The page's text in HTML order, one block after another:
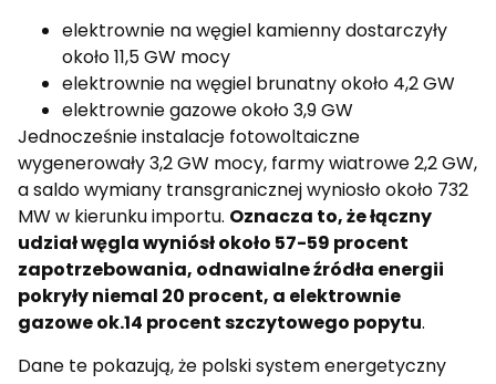
elektrownie na węgiel kamienny dostarczyły
około 11,5 GW mocy
elektrownie na węgiel brunatny około 4,2 GW
elektrownie gazowe około 3,9 GW
Jednocześnie instalacje fotowoltaiczne
wygenerowały 3,2 GW mocy, farmy wiatrowe 2,2 GW,
a saldo wymiany transgranicznej wyniosło około 732
MW w kierunku importu. Oznacza to, że łączny
udział węgla wyniósł około 57-59 procent
zapotrzebowania, odnawialne źródła energii
pokryły niemal 20 procent, a elektrownie
gazowe ok.14 procent szczytowego popytu.
Dane te pokazują, że polski system energetyczny